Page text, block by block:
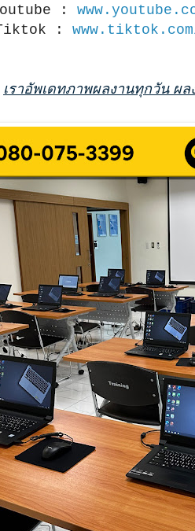
:
:
เราอัพเดทภาพผลงานทุกวัน ผ